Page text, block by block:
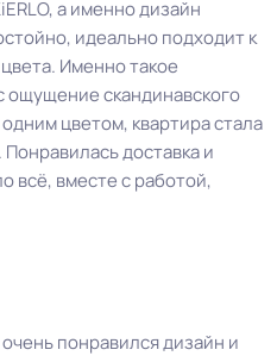
а именно дизайн
идеально подходит к
Именно такое
ощущение скандинавского
цветом, квартира стала
доставка и
всё, вместе с работой,
понравился дизайн и